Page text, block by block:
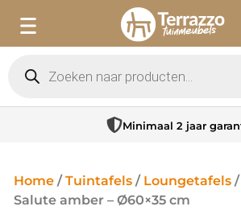
Minimaal 2 jaar
Home /Tuintafels / Loungetafels
Salute amber – Ø60×35 cm